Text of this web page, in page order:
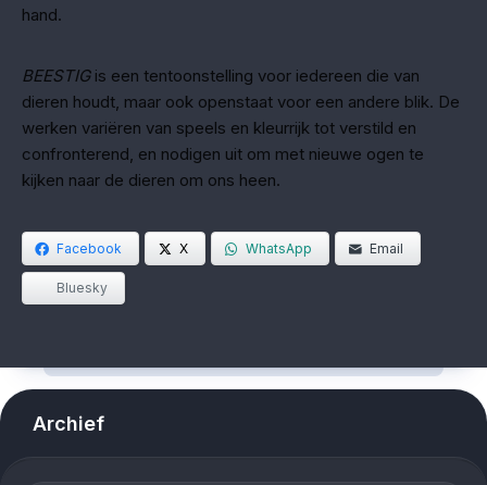
hand.
BEESTIGis een tentoonstelling voor iedereen die van
dieren houdt, maar ook openstaat voor een andere blik. De
werken variëren van speels en kleurrijk tot verstild en
confronterend, en nodigen uit om met nieuwe ogen te
kijken naar de dieren om ons heen.
Facebook X WhatsApp Email
Bluesky
Archief